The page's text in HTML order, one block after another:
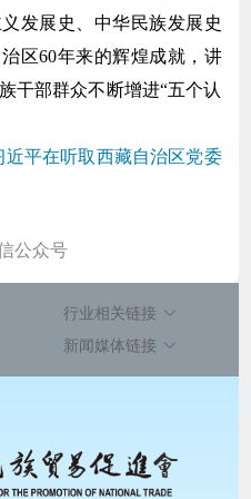
发展史、中华民族发展史
区60年来的辉煌成就，讲
干部群众不断增进“五个认
在听取西藏自治区党委
公众号
行业相关链接
新闻媒体链接